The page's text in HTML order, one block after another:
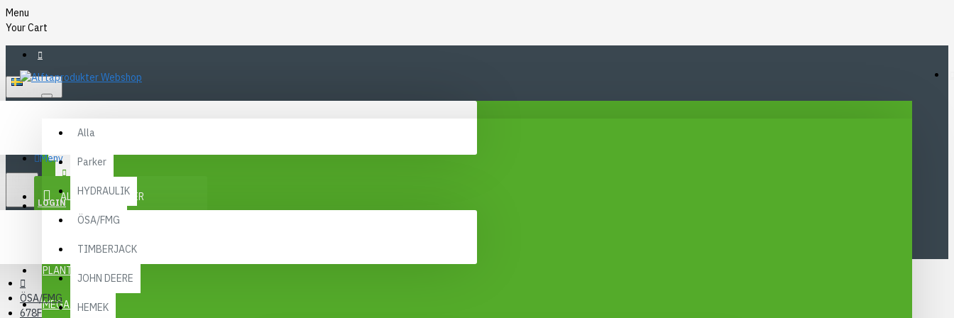
Menu
Your Cart
SEK
Alla
Parker
HYDRAULIK
ÖSA/FMG
TIMBERJACK
JOHN DEERE
HEMEK
KONTAKT
Meny
ALLA KATEGORIER
PLANTMA X
MEGA MENY
LOGIN
REGISTER
ÖSA/FMG
678F